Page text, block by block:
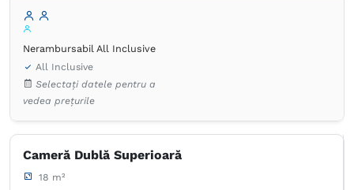
Nerambursabil All Inclusive
All Inclusive
Selectați datele pentru a
vedea prețurile
Cameră Dublă Superioară
18 m²